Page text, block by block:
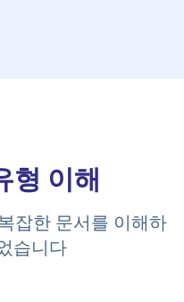
형 이해
잡한 문서를 이해하
습니다